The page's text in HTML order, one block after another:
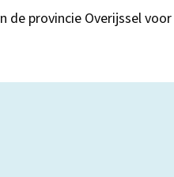
de provincie Overijssel